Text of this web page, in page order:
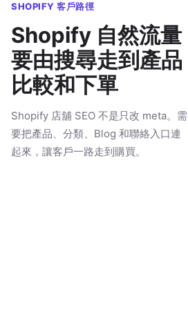
SHOPIFY 客戶路徑
Shopify 自然流量
要由搜尋走到產品
比較和下單
Shopify 店舖 SEO 不是只改 meta。需
要把產品、分類、Blog 和聯絡入口連
起來，讓客戶一路走到購買。